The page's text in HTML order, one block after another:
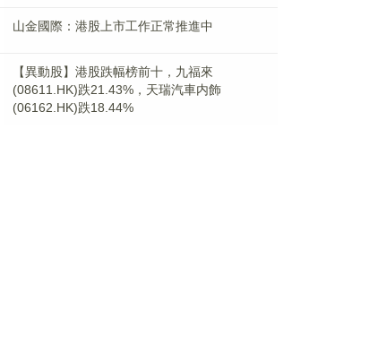
山金國際：港股上市工作正常推進中
【異動股】港股跌幅榜前十，九福來
(08611.HK)跌21.43%，天瑞汽車内飾
(06162.HK)跌18.44%